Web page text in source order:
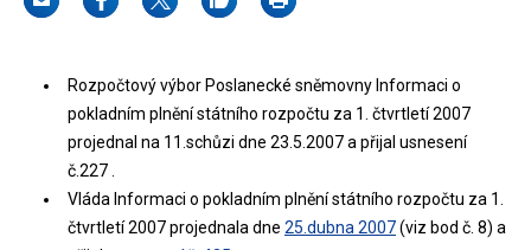
Rozpočtový výbor Poslanecké sněmovny Informaci o
pokladním plnění státního rozpočtu za 1. čtvrtletí 2007
projednal na 11.schůzi dne 23.5.2007 a přijal usnesení
č.227 .
Vláda Informaci o pokladním plnění státního rozpočtu za 1.
čtvrtletí 2007 projednala dne 25.dubna 2007(viz bod č. 8) a